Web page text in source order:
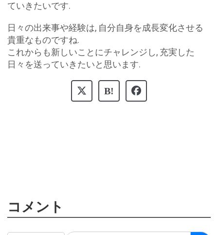
ていきたいです.
日々の出来事や経験は, 自分自身を成長変化させる
貴重なものですね.
これからも新しいことにチャレンジし, 充実した
日々を送っていきたいと思います.
コメント